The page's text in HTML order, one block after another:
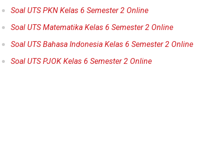
Soal UTS PKN Kelas 6 Semester 2 Online
Soal UTS Matematika Kelas 6 Semester 2 Online
Soal UTS Bahasa Indonesia Kelas 6 Semester 2 Online
Soal UTS PJOK Kelas 6 Semester 2 Online